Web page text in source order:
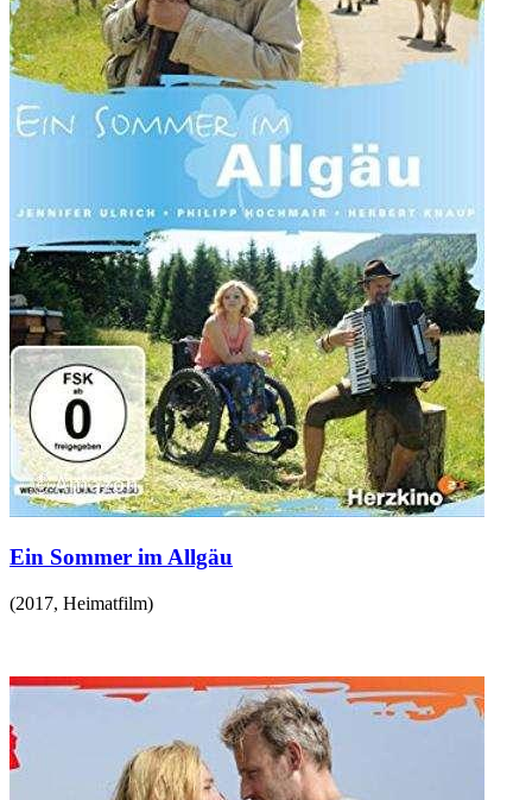
Ein Sommer im Allgäu
(2017, Heimatfilm)